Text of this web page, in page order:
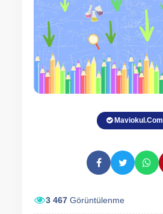
Maviokul.Com
3 467 Görüntülenme